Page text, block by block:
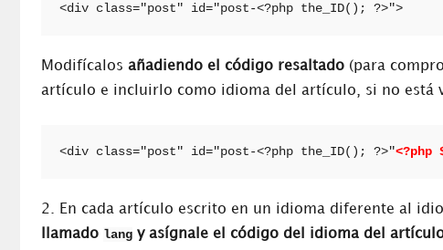
<div class="post" id="post-<?php the_ID(); ?>">
Modifícalos añadiendo el código resaltado (para
artículo e incluirlo como idioma del artículo, si no está
<div class="post" id="post-<?php the_ID(); ?>"
2. En cada artículo escrito en un idioma diferente al
llamado lang y asígnale el código del idioma del